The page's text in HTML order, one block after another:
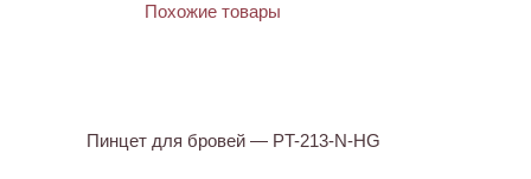
Пинцет для бровей — PT-213-N-HG